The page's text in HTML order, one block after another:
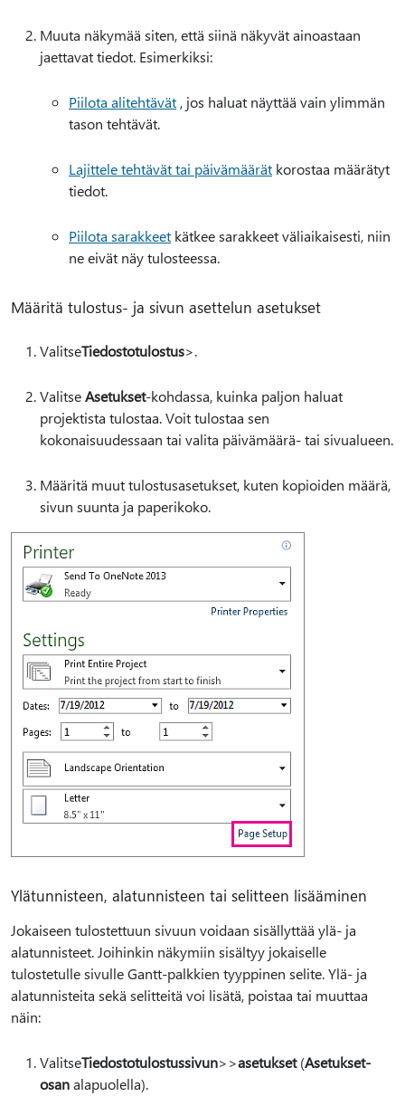
Muuta näkymää siten, että siinä näkyvät ainoastaan
jaettavat tiedot. Esimerkiksi:
Piilota alitehtävät , jos haluat näyttää vain ylimmän
tason tehtävät.
Lajittele tehtävät tai päivämäärät korostaa määrätyt
tiedot.
Piilota sarakkeet kätkee sarakkeet väliaikaisesti, niin
ne eivät näy tulosteessa.
Määritä tulostus- ja sivun asettelun asetukset
ValitseTiedostotulostus>.
ValitseAsetukset-kohdassa, kuinka paljon haluat
projektista tulostaa. Voit tulostaa sen
kokonaisuudessaan tai valita päivämäärä- tai sivualueen.
Määritä muut tulostusasetukset, kuten kopioiden määrä,
sivun suunta ja paperikoko.
Ylätunnisteen, alatunnisteen tai selitteen lisääminen
Jokaiseen tulostettuun sivuun voidaan sisällyttää ylä- ja
alatunnisteet. Joihinkin näkymiin sisältyy jokaiselle
tulostetulle sivulle Gantt-palkkien tyyppinen selite. Ylä- ja
alatunnisteita sekä selitteitä voi lisätä, poistaa tai muuttaa
näin:
ValitseTiedostotulostussivun>>asetukset(Asetukset-
osanalapuolella).